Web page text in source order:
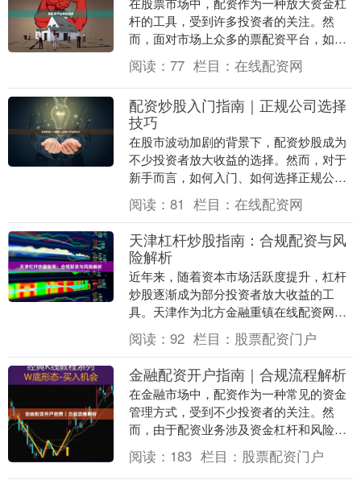
杆的工具，受到许多投资者的关注。然
而，面对市场上众多的票配资平台，如何
筛选出安全、合规、服务优质的平台，成
为投资者必须掌握的....
阅读： 77 栏目： 在线配资网
配资炒股入门指南｜正规公司选择
技巧
在股市波动加剧的背景下，配资炒股成为
不少投资者放大收益的选择。然而，对于
新手而言，如何入门、如何选择正规公
司，是必须掌握的关键技能。本文将系统
梳理配资炒股的基本....
阅读： 81 栏目： 在线配资网
天津杠杆炒股指南：合规配资与风
险解析
近年来，随着资本市场活跃度提升，杠杆
炒股逐渐成为部分投资者放大收益的工
具。天津作为北方金融重镇在线配资网，
投资者对合规配资的关注度持续升温。本
文将从合规配资渠道....
阅读： 92 栏目： 股票配资门户
金融配资开户指南｜合规流程解析
在金融市场中，配资作为一种常见的资金
管理方式，受到不少投资者的关注。然
而，由于配资业务涉及资金杠杆和风险控
制，如何合规地完成开户流程、避免踩入
非法平台，成为投资....
阅读： 183 栏目： 股票配资门户